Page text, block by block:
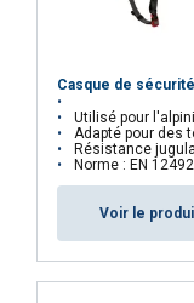
Casque de sécurité
Utilisé pour l'alpinisme, la maintenance
Adapté pour des tours de tête de
Résistance jugulaire :
Norme : EN 12492
Voir le